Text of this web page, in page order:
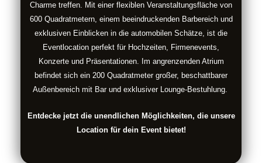
Charme treffen. Mit einer flexiblen Veranstaltungsfläche von
600 Quadratmetern, einem beeindruckenden Barbereich und
exklusiven Einblicken in die automobilen Schätze, ist die
Eventlocation perfekt für Hochzeiten, Firmenevents,
Konzerte und Präsentationen. Im angrenzenden Atrium
befindet sich ein 200 Quadratmeter großer, beschattbarer
Außenbereich mit Bar und exklusiver Lounge-Bestuhlung.
Entdecke jetzt die unendlichen Möglichkeiten, die unsere
Location für dein Event bietet!